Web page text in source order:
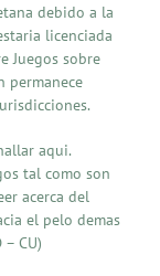
debido a la
licenciada
Juegos sobre
permanece
aqui.
tal como son
acerca del
el pelo demas
CU)